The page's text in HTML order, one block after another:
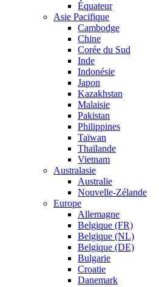
Équateur
Asie Pacifique
Cambodge
Chine
Corée du Sud
Inde
Indonésie
Japon
Kazakhstan
Malaisie
Pakistan
Philippines
Taïwan
Thaïlande
Vietnam
Australasie
Australie
Nouvelle-Zélande
Europe
Allemagne
Belgique (FR)
Belgique (NL)
Belgique (DE)
Bulgarie
Croatie
Danemark